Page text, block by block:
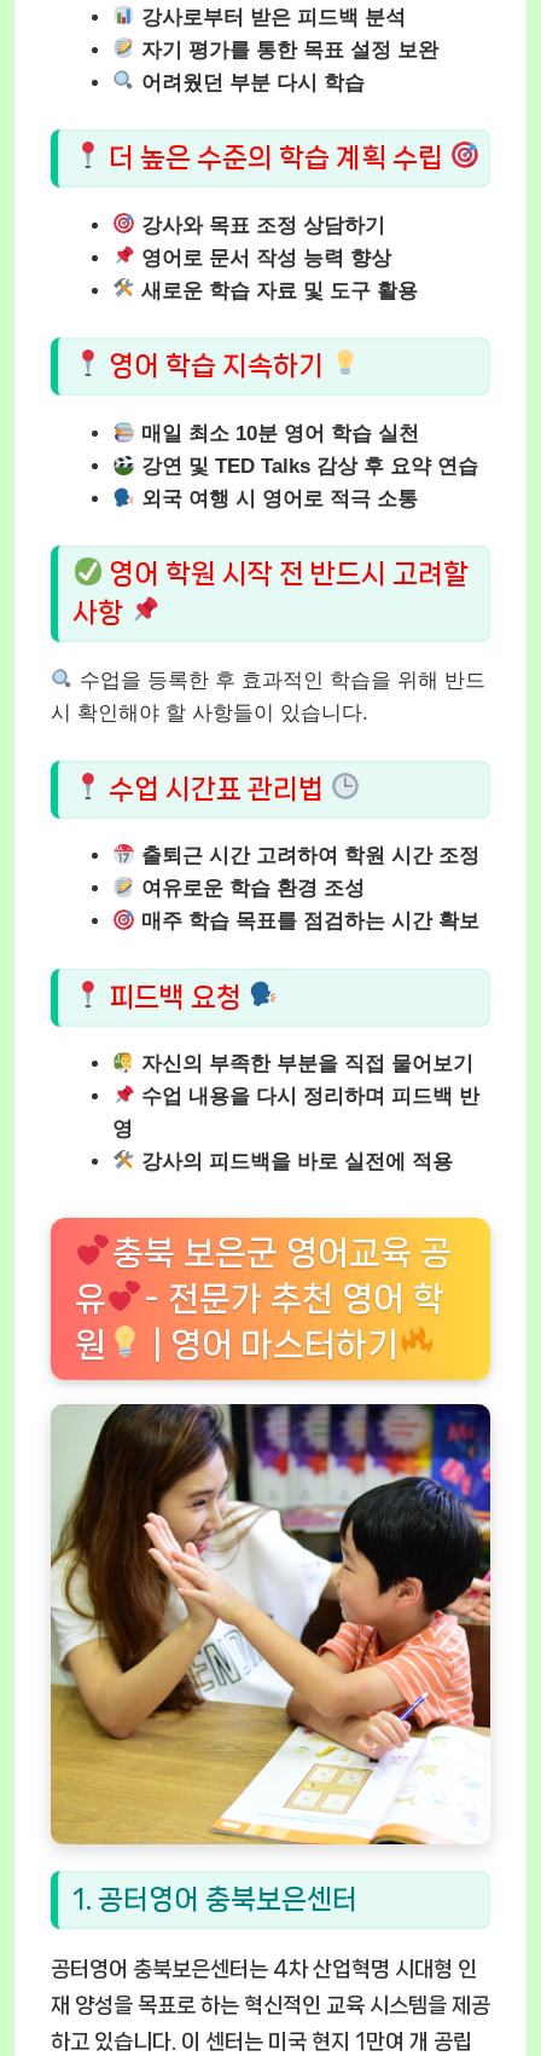
강사로부터 받은 피드백 분석
자기 평가를 통한 목표 설정 보완
어려웠던 부분 다시 학습
더 높은 수준의 학습 계획 수립
강사와 목표 조정 상담하기
영어로 문서 작성 능력 향상
새로운 학습 자료 및 도구 활용
영어 학습 지속하기
매일 최소 10분 영어 학습 실천
강연 및 TED Talks 감상 후 요약 연습
외국 여행 시 영어로 적극 소통
영어 학원 시작 전 반드시 고려할
사항
수업을 등록한 후 효과적인 학습을 위해 반드
시 확인해야 할 사항들이 있습니다.
수업 시간표 관리법
출퇴근 시간 고려하여 학원 시간 조정
여유로운 학습 환경 조성
매주 학습 목표를 점검하는 시간 확보
피드백 요청
자신의 부족한 부분을 직접 물어보기
수업 내용을 다시 정리하며 피드백 반
영
강사의 피드백을 바로 실전에 적용
충북 보은군 영어교육 공
유
- 전문가 추천 영어 학
원
| 영어 마스터하기
1. 공터영어 충북보은센터
공터영어 충북보은센터는 4차 산업혁명 시대형 인
재 양성을 목표로 하는 혁신적인 교육 시스템을 제공
하고 있습니다. 이 센터는 미국 현지 1만여 개 공립